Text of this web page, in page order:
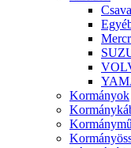
Kormányok